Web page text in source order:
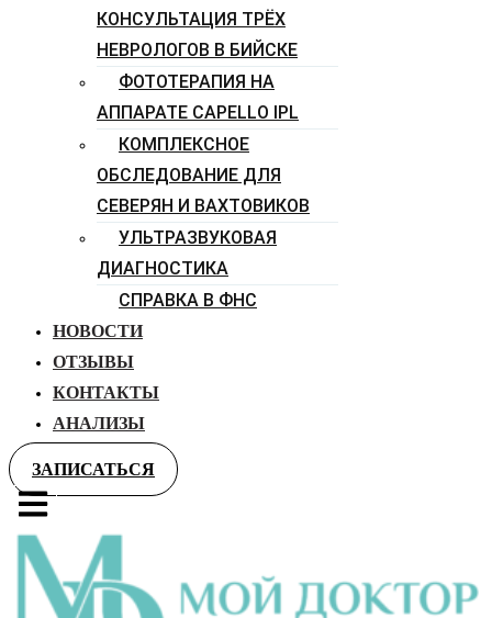
КОНСУЛЬТАЦИЯ ТРЁХ
НЕВРОЛОГОВ В БИЙСКЕ
ФОТОТЕРАПИЯ НА
АППАРАТЕ CAPELLO IPL
КОМПЛЕКСНОЕ
ОБСЛЕДОВАНИЕ ДЛЯ
СЕВЕРЯН И ВАХТОВИКОВ
УЛЬТРАЗВУКОВАЯ
ДИАГНОСТИКА
СПРАВКА В ФНС
НОВОСТИ
ОТЗЫВЫ
КОНТАКТЫ
АНАЛИЗЫ
ЗАПИСАТЬСЯ